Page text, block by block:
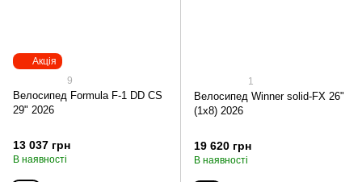
Акція
9
Велосипед Formula F-1 DD СS
29" 2026
13 037 грн
В наявності
1
Велосипед Winner solid-FX 26"
(1x8) 2026
19 620 грн
В наявності